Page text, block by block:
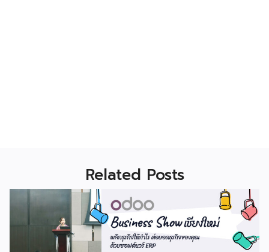
Related Posts